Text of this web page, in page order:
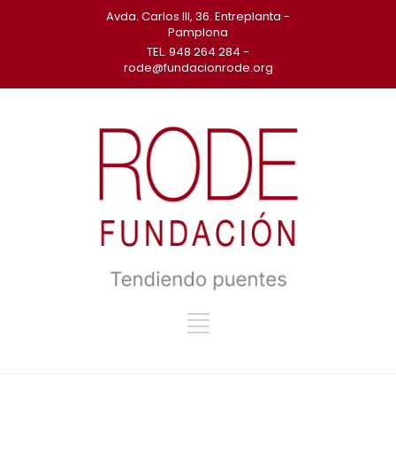
Avda. Carlos III, 36. Entreplanta -
Pamplona
TEL. 948 264 284 -
rode@fundacionrode.org